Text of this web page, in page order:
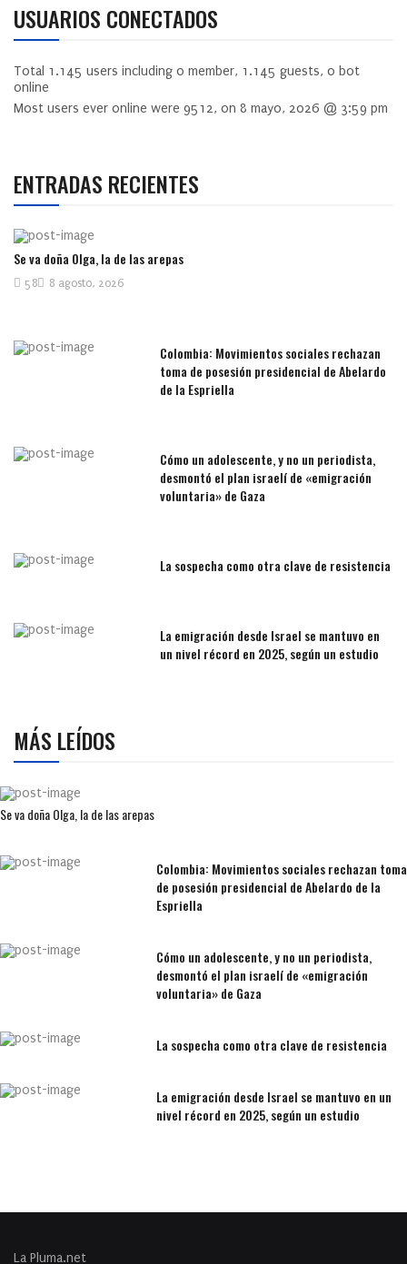
USUARIOS CONECTADOS
Total 1.145 users including 0 member, 1.145 guests, 0 bot
online
Most users ever online were 9512, on 8 mayo, 2026 @ 3:59 pm
ENTRADAS RECIENTES
Se va doña Olga, la de las arepas
8 agosto, 2026
58
Colombia: Movimientos sociales rechazan
toma de posesión presidencial de Abelardo
de la Espriella
Cómo un adolescente, y no un periodista,
desmontó el plan israelí de «emigración
voluntaria» de Gaza
La sospecha como otra clave de resistencia
La emigración desde Israel se mantuvo en
un nivel récord en 2025, según un estudio
MÁS LEÍDOS
Se va doña Olga, la de las arepas
Colombia: Movimientos sociales rechazan toma
de posesión presidencial de Abelardo de la
Espriella
Cómo un adolescente, y no un periodista,
desmontó el plan israelí de «emigración
voluntaria» de Gaza
La sospecha como otra clave de resistencia
La emigración desde Israel se mantuvo en un
nivel récord en 2025, según un estudio
La Pluma.net